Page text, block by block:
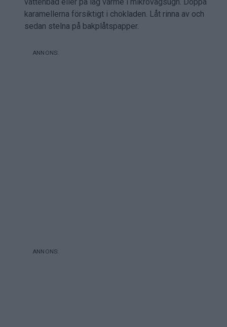
karamellerna försiktigt i chokladen. Låt rinna av och
sedan stelna på bakplåtspapper.